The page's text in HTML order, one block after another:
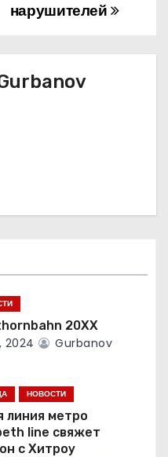
нарушителей
20XX
2024 Gurbanov
НОВОСТИ
линия метро
line свяжет
с Хитроу